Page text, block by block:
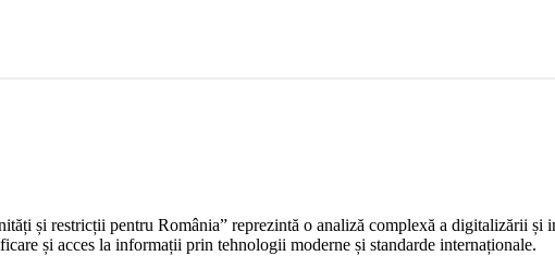
și restricții pentru România” reprezintă o analiză complexă a digitalizării
și acces la informații prin tehnologii moderne și standarde internaționale.